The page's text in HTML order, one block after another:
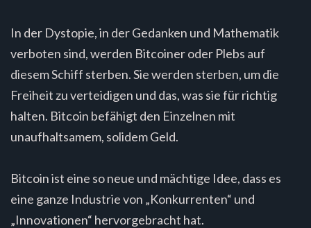
In der Dystopie, in der Gedanken und Mathematik
verboten sind, werden Bitcoiner oder Plebs auf
diesem Schiff sterben. Sie werden sterben, um die
Freiheit zu verteidigen und das, was sie für richtig
halten. Bitcoin befähigt den Einzelnen mit
unaufhaltsamem, solidem Geld.
Bitcoin ist eine so neue und mächtige Idee, dass es
eine ganze Industrie von „Konkurrenten“ und
„Innovationen“ hervorgebracht hat.